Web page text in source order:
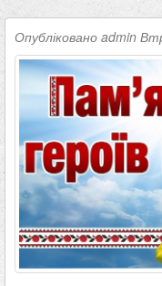
Опубліковано admin